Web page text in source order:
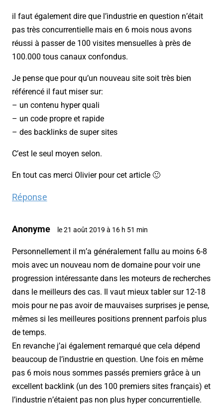
il faut également dire que l’industrie en question n’était
pas très concurrentielle mais en 6 mois nous avons
réussi à passer de 100 visites mensuelles à près de
100.000 tous canaux confondus.
Je pense que pour qu’un nouveau site soit très bien
référencé il faut miser sur:
– un contenu hyper quali
– un code propre et rapide
– des backlinks de super sites
C’est le seul moyen selon.
En tout cas merci Olivier pour cet article 🙂
Réponse
Anonyme le 21 août 2019 à 16 h 51 min
Personnellement il m’a généralement fallu au moins 6-8
mois avec un nouveau nom de domaine pour voir une
progression intéressante dans les moteurs de recherches
dans le meilleurs des cas. Il vaut mieux tabler sur 12-18
mois pour ne pas avoir de mauvaises surprises je pense,
mêmes si les meilleures positions prennent parfois plus
de temps.
En revanche j’ai également remarqué que cela dépend
beaucoup de l’industrie en question. Une fois en même
pas 6 mois nous sommes passés premiers grâce à un
excellent backlink (un des 100 premiers sites français) et
l’industrie n’étaient pas non plus hyper concurrentielle.